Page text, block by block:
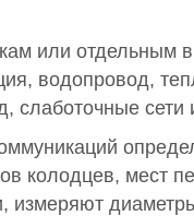
или отдельным
водопровод,
слаботочные сети
колодцев, мест
измеряют